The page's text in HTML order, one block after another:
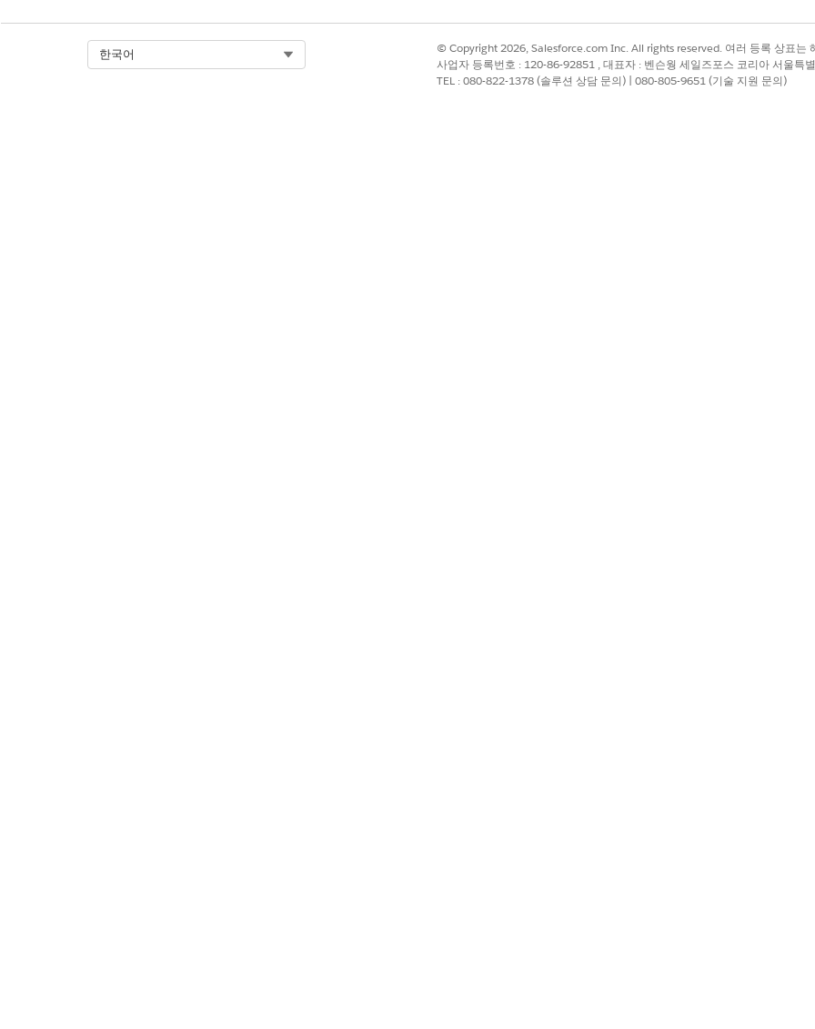
사용자에게 액세스 권한을 부여합니다.
IT 규정 준수를 위한 문제 관리 작업
마감까지 로깅에서 규정 준수 문제를 추적합니다. 작업 계획을 사용하여 조치를 조정하고, 마감을 지원
한국어
© Copyright 2026, Salesforce.com Inc. All rights reserved. 여러 등록 상표는
사업자 등록번호 : 120-86-92851 , 대표자 : 벤슨웡 세일즈포스 코리아 서울
TEL : 080-822-1378 (솔루션 상담 문의) | 080-805-9651 (기술 지원 문의)